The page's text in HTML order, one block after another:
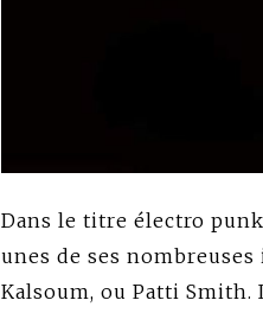
Dans le titre électro
unes de ses
Kalsoum, ou Patti Smith.